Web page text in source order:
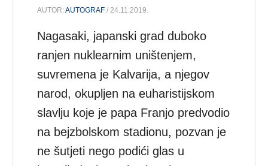
AUTOR:AUTOGRAF / 24.11.2019.
Nagasaki, japanski grad duboko
ranjen nuklearnim uništenjem,
suvremena je Kalvarija, a njegov
narod, okupljen na euharistijskom
slavlju koje je papa Franjo predvodio
na bejzbolskom stadionu, pozvan je
ne šutjeti nego podići glas u